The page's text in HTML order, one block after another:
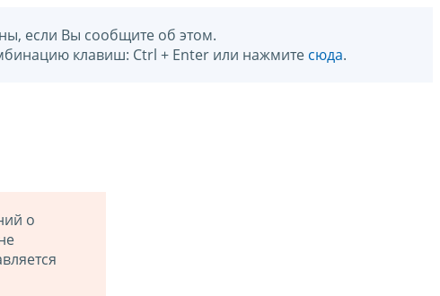
если Вы сообщите об этом.
клавиш: Ctrl + Enter или нажмите сюда.
о